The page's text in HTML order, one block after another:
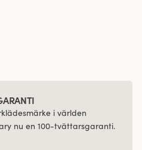
i världen
nu en 100-tvättarsgaranti.